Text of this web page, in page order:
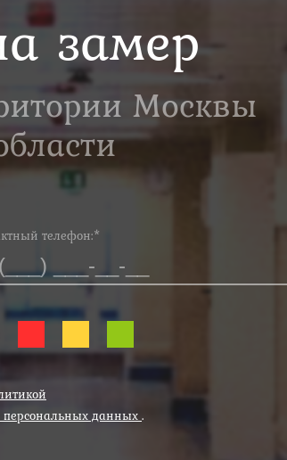
замер
Москвы
телефон:*
данных .